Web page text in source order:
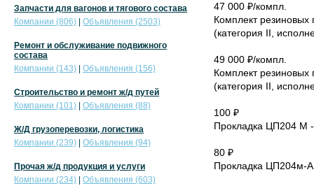
47 000 ₽/компл.
Комплект резиновых
(категория II,
49 000 ₽/компл.
Комплект резиновых
(категория II,
100 ₽
Прокладка ЦП204 М
80 ₽
Прокладка ЦП204м-
Запчасти для вагонов и тягового состава
Компании (806)
Объявления (2503)
Ремонт и обслуживание подвижного
состава
Компании (143)
Объявления (156)
Строительство и ремонт ж/д путей
Компании (101)
Объявления (88)
Ж/Д грузоперевозки, логистика
Компании (239)
Объявления (94)
Прочая ж/д продукция и услуги
Компании (234)
Объявления (603)